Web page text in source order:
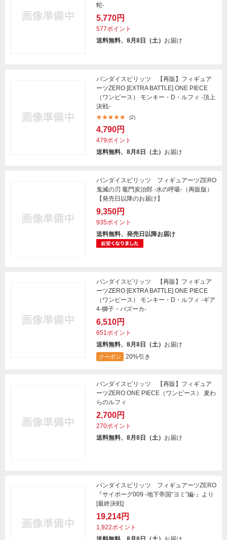
蛇-
5,770円
577ポイント
送料無料、8月8日（土） お届け
バンダイスピリッツ 【再販】フィギュア
ーツZERO [EXTRA BATTLE] ONE PIECE
（ワンピース） モンキー・D・ルフィ -頂上
決戦-
(2)
4,790円
479ポイント
送料無料、8月8日（土） お届け
バンダイスピリッツ フィギュアーツZERO
鬼滅の刃 竈門炭治郎 -水の呼吸-（再販版）
【発売日以降のお届け】
9,350円
935ポイント
送料無料、発売日以降お届け
バンダイスピリッツ 【再販】フィギュア
ーツZERO [EXTRA BATTLE] ONE PIECE
（ワンピース） モンキー・D・ルフィ -ギア
4-獅子・バズーカ-
6,510円
651ポイント
送料無料、8月8日（土） お届け
クーポン 20%引き
バンダイスピリッツ 【再販】フィギュア
ーツZERO ONE PIECE（ワンピース） 麦わ
らのルフィ
2,700円
270ポイント
送料無料、8月8日（土） お届け
バンダイスピリッツ フィギュアーツZERO
『サイボーグ009 -地下帝国“ヨミ”編-』より
[最終決戦]
19,214円
1,922ポイント